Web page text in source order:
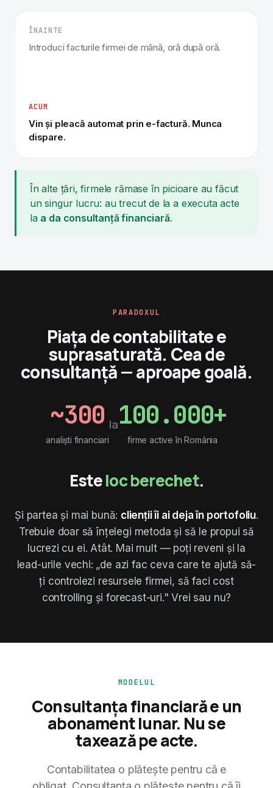
ÎNAINTE
Introduci facturile firmei de mână, oră după oră.
ACUM
Vin și pleacă automat prin e-factură. Munca
dispare.
În alte țări, firmele rămase în picioare au făcut
un singur lucru: au trecut de la a executa acte
la a da consultanță financiară.
PARADOXUL
Piața de contabilitate e
suprasaturată. Cea de
consultanță — aproape goală.
~300
analiști financiari
la100.000+
firme active în România
Esteloc berechet.
Și partea și mai bună: clienții îi ai deja în portofoliu.
Trebuie doar să înțelegi metoda și să le propui să
lucrezi cu ei. Atât. Mai mult — poți reveni și la
lead-urile vechi: „de azi fac ceva care te ajută să-
ți controlezi resursele firmei, să faci cost
controlling și forecast-uri." Vrei sau nu?
MODELUL
Consultanța financiară e un
abonament lunar. Nu se
taxează pe acte.
Contabilitatea o plătește pentru că e